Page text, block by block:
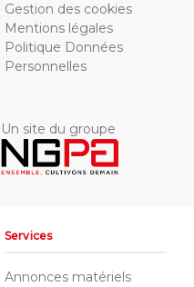
Gestion des cookies
Mentions légales
Politique Données
Personnelles
Un site du groupe
Services
Annonces matériels